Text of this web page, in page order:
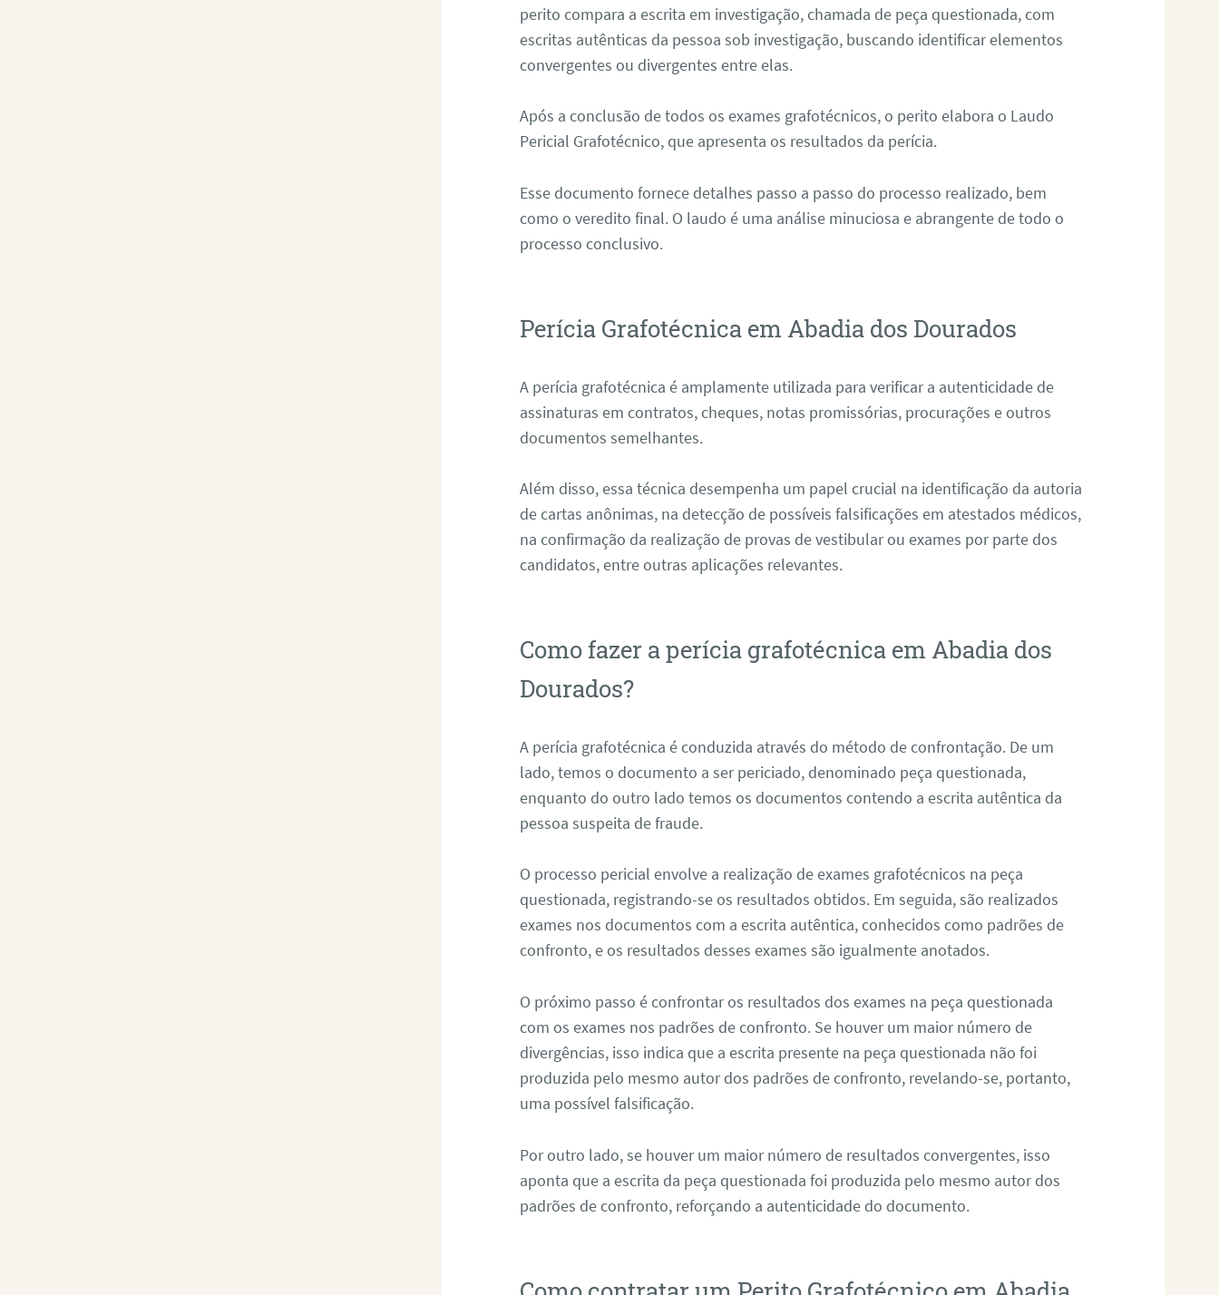
perito compara a escrita em investigação, chamada de peça questionada, com
escritas autênticas da pessoa sob investigação, buscando identificar elementos
convergentes ou divergentes entre elas.
Após a conclusão de todos os exames grafotécnicos, o perito elabora o Laudo
Pericial Grafotécnico, que apresenta os resultados da perícia.
Esse documento fornece detalhes passo a passo do processo realizado, bem
como o veredito final. O laudo é uma análise minuciosa e abrangente de todo o
processo conclusivo.
Perícia Grafotécnica em Abadia dos Dourados
A perícia grafotécnica é amplamente utilizada para verificar a autenticidade de
assinaturas em contratos, cheques, notas promissórias, procurações e outros
documentos semelhantes.
Além disso, essa técnica desempenha um papel crucial na identificação da autoria
de cartas anônimas, na detecção de possíveis falsificações em atestados médicos,
na confirmação da realização de provas de vestibular ou exames por parte dos
candidatos, entre outras aplicações relevantes.
Como fazer a perícia grafotécnica em Abadia dos
Dourados?
A perícia grafotécnica é conduzida através do método de confrontação. De um
lado, temos o documento a ser periciado, denominado peça questionada,
enquanto do outro lado temos os documentos contendo a escrita autêntica da
pessoa suspeita de fraude.
O processo pericial envolve a realização de exames grafotécnicos na peça
questionada, registrando-se os resultados obtidos. Em seguida, são realizados
exames nos documentos com a escrita autêntica, conhecidos como padrões de
confronto, e os resultados desses exames são igualmente anotados.
O próximo passo é confrontar os resultados dos exames na peça questionada
com os exames nos padrões de confronto. Se houver um maior número de
divergências, isso indica que a escrita presente na peça questionada não foi
produzida pelo mesmo autor dos padrões de confronto, revelando-se, portanto,
uma possível falsificação.
Por outro lado, se houver um maior número de resultados convergentes, isso
aponta que a escrita da peça questionada foi produzida pelo mesmo autor dos
padrões de confronto, reforçando a autenticidade do documento.